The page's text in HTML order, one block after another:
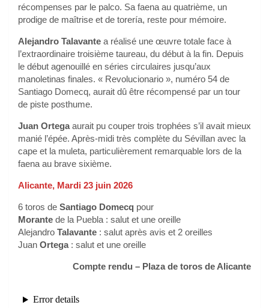
récompenses par le palco. Sa faena au quatrième, un
prodige de maîtrise et de torería, reste pour mémoire.
Alejandro Talavante a réalisé une œuvre totale face à
l’extraordinaire troisième taureau, du début à la fin. Depuis
le début agenouillé en séries circulaires jusqu’aux
manoletinas finales. « Revolucionario », numéro 54 de
Santiago Domecq, aurait dû être récompensé par un tour
de piste posthume.
Juan Ortegaaurait pu couper trois trophées s’il avait mieux
manié l’épée. Après-midi très complète du Sévillan avec la
cape et la muleta, particulièrement remarquable lors de la
faena au brave sixième.
Alicante, Mardi 23 juin 2026
6 toros de Santiago Domecq pour
Morante de la Puebla : salut et une oreille
Alejandro Talavante : salut après avis et 2 oreilles
Juan Ortega: salut et une oreille
Compte rendu – Plaza de toros de Alicante